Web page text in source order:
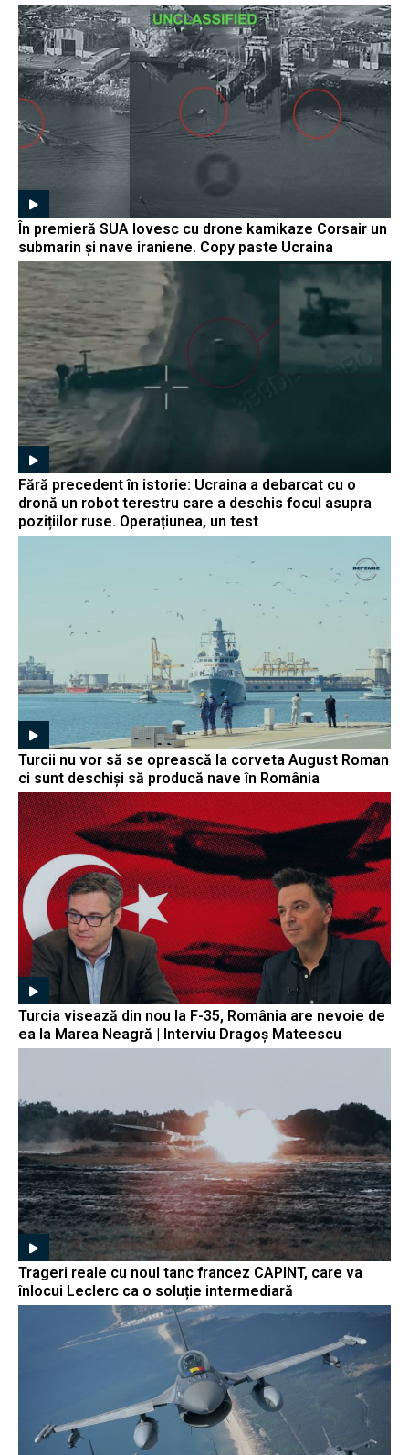
În premieră SUA lovesc cu drone kamikaze Corsair un
submarin și nave iraniene. Copy paste Ucraina
Fără precedent în istorie: Ucraina a debarcat cu o
dronă un robot terestru care a deschis focul asupra
pozițiilor ruse. Operațiunea, un test
Turcii nu vor să se oprească la corveta August Roman
ci sunt deschiși să producă nave în România
Turcia visează din nou la F-35, România are nevoie de
ea la Marea Neagră | Interviu Dragoș Mateescu
Trageri reale cu noul tanc francez CAPINT, care va
înlocui Leclerc ca o soluție intermediară